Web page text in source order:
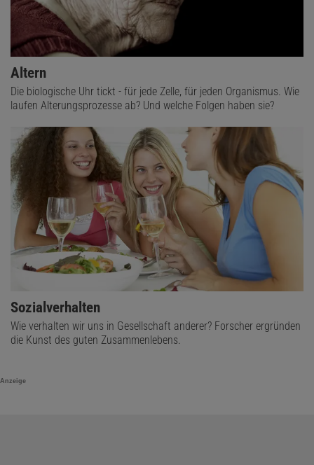
Altern
Die biologische Uhr tickt - für jede Zelle, für jeden Organismus. Wie
laufen Alterungsprozesse ab? Und welche Folgen haben sie?
Sozialverhalten
Wie verhalten wir uns in Gesellschaft anderer? Forscher ergründen
die Kunst des guten Zusammenlebens.
Anzeige